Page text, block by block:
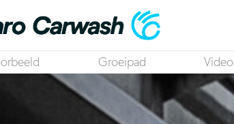
Technische Dienst
Groeipad Video